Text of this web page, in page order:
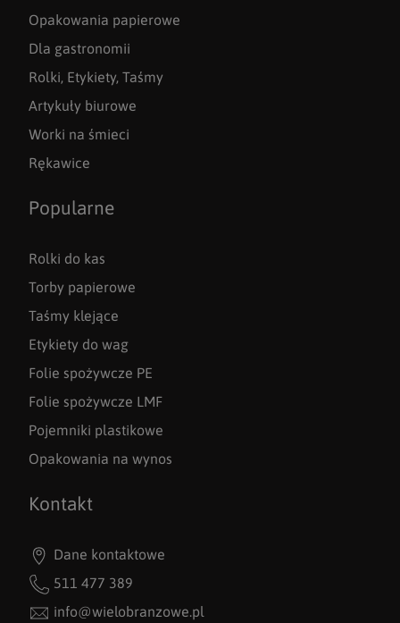
Opakowania papierowe
Dla gastronomii
Rolki, Etykiety, Taśmy
Artykuły biurowe
Worki na śmieci
Rękawice
Popularne
Rolki do kas
Torby papierowe
Taśmy klejące
Etykiety do wag
Folie spożywcze PE
Folie spożywcze LMF
Pojemniki plastikowe
Opakowania na wynos
Kontakt
Dane kontaktowe
511 477 389
info@wielobranzowe.pl